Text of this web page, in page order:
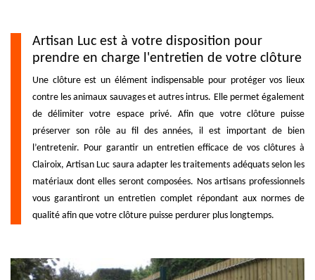
Artisan Luc est à votre disposition pour
prendre en charge l'entretien de votre clôture
Une clôture est un élément indispensable pour protéger vos lieux
contre les animaux sauvages et autres intrus. Elle permet également
de délimiter votre espace privé. Afin que votre clôture puisse
préserver son rôle au fil des années, il est important de bien
l’entretenir. Pour garantir un entretien efficace de vos clôtures à
Clairoix, Artisan Luc saura adapter les traitements adéquats selon les
matériaux dont elles seront composées. Nos artisans professionnels
vous garantiront un entretien complet répondant aux normes de
qualité afin que votre clôture puisse perdurer plus longtemps.